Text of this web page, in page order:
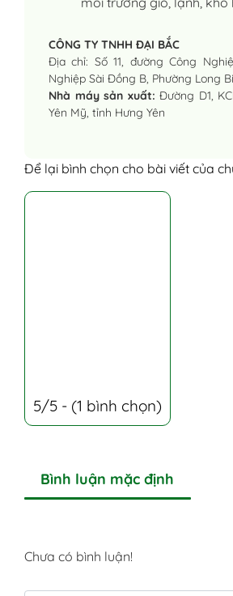
CÔNG TY TNHH ĐẠI BẮC
Địa chỉ: Số 11, đường Công
Nghiệp Sài Đồng B, Phường Long
Nhà máy sản xuất: Đường D1,
Yên Mỹ, tỉnh Hưng Yên
Để lại bình chọn cho bài viết của
5/5 - (1 bình chọn)
Bình luận mặc định
Chưa có bình luận!